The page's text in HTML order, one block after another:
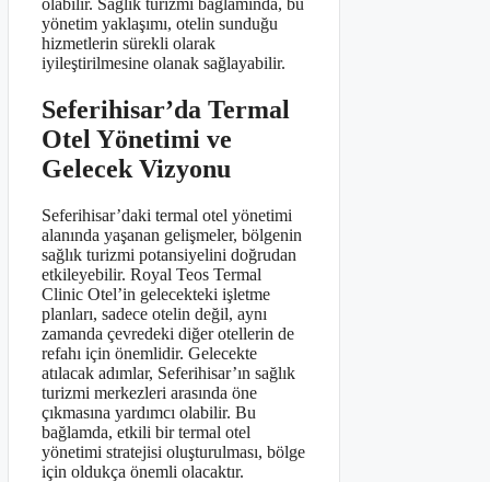
yönetim yaklaşımı, otelin sunduğu
hizmetlerin sürekli olarak
iyileştirilmesine olanak sağlayabilir.
Seferihisar’da Termal
Otel Yönetimi ve
Gelecek Vizyonu
Seferihisar’daki termal otel yönetimi
alanında yaşanan gelişmeler, bölgenin
sağlık turizmi potansiyelini doğrudan
etkileyebilir. Royal Teos Termal
Clinic Otel’in gelecekteki işletme
planları, sadece otelin değil, aynı
zamanda çevredeki diğer otellerin de
refahı için önemlidir. Gelecekte
atılacak adımlar, Seferihisar’ın sağlık
turizmi merkezleri arasında öne
çıkmasına yardımcı olabilir. Bu
bağlamda, etkili bir termal otel
yönetimi stratejisi oluşturulması, bölge
için oldukça önemli olacaktır.